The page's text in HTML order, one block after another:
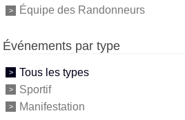
Équipe des Randonneurs
Événements par type
Tous les types
Sportif
Manifestation